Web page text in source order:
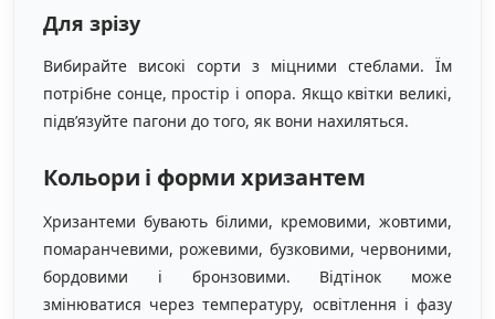
Для зрізу
Вибирайте високі сорти з міцними стеблами. Їм
потрібне сонце, простір і опора. Якщо квітки великі,
підв’язуйте пагони до того, як вони нахиляться.
Кольори і форми хризантем
Хризантеми бувають білими, кремовими, жовтими,
помаранчевими, рожевими, бузковими, червоними,
бордовими і бронзовими. Відтінок може
змінюватися через температуру, освітлення і фазу